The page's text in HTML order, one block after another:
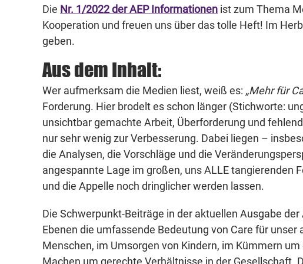
Die Nr. 1/2022 der AEP Informationen ist zum Thema
Kooperation und freuen uns über das tolle Heft! Im
geben.
Aus dem Inhalt:
Wer aufmerksam die Medien liest, weiß es: „Mehr für
Forderung. Hier brodelt es schon länger (Stichworte:
unsichtbar gemachte Arbeit, Überforderung und
nur sehr wenig zur Verbesserung. Dabei liegen –
die Analysen, die Vorschläge und die
angespannte Lage im großen, uns ALLE tangierenden
und die Appelle noch dringlicher werden lassen.
Die Schwerpunkt-Beiträge in der aktuellen Ausgabe
Ebenen die umfassende Bedeutung von Care für unser
Menschen, im Umsorgen von Kindern, im Kümmern
Machen um gerechte Verhältnisse in der Gesellschaft.